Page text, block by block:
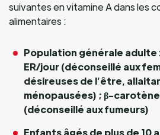
suivantes en vitamine A dans les
alimentaires :
Population générale adulte
ER/jour (déconseillé aux
désireuses de l’être,
ménopausées) ; β-
(déconseillé aux fumeurs)
Enfants âgés de plus de 10